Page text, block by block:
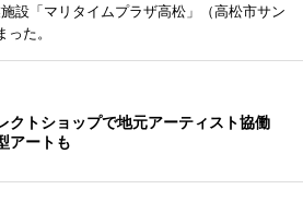
設「マリタイムプラザ高松」（高松市サン
た。
クトショップで地元アーティスト協働
アートも